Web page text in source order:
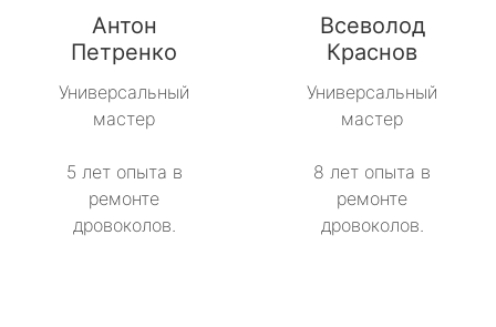
Антон
Петренко
Универсальный
мастер
5 лет опыта в
ремонте
дровоколов.
Всеволод
Краснов
Универсальный
мастер
8 лет опыта в
ремонте
дровоколов.